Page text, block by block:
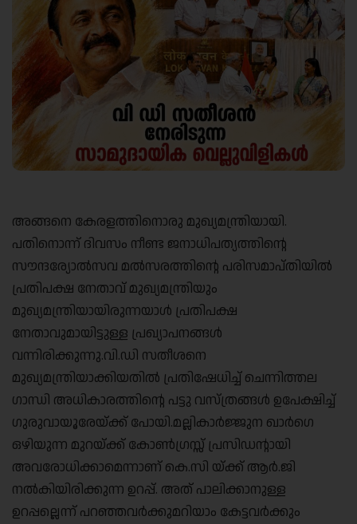
അങ്ങനെ കേരളത്തിനൊരു മുഖ്യമന്ത്രിയായി.
പതിനൊന്ന് ദിവസം നീണ്ട ജനാധിപത്യത്തിന്റെ
സൗന്ദര്യോൽസവ മൽസരത്തിന്റെ പരിസമാപ്തിയിൽ
പ്രതിപക്ഷ നേതാവ് മുഖ്യമന്ത്രിയും
മുഖ്യമന്ത്രിയായിരുന്നയാൾ പ്രതിപക്ഷ
നേതാവുമായിട്ടുള്ള പ്രഖ്യാപനങ്ങൾ
വന്നിരിക്കുന്നു.വി.ഡി സതീശനെ
മുഖ്യമന്ത്രിയാക്കിയതിൽ പ്രതിഷേധിച്ച് ചെന്നിത്തല
ഗാന്ധി അധികാരത്തിന്റെ പട്ടു വസ്ത്രങ്ങൾ ഉപേക്ഷിച്ച്
ഗുരുവായൂരേയ്ക്ക് പോയി.മല്ലികാർജ്ജുന ഖാർഗെ
ഒഴിയുന്ന മുറയ്ക്ക് കോൺഗ്രസ്സ് പ്രസിഡന്റായി
അവരോധിക്കാമെന്നാണ് കെ.സി യ്ക്ക് ആർ.ജി
നൽകിയിരിക്കുന്ന ഉറപ്പ്. അത് പാലിക്കാനുള്ള
ഉറപ്പല്ലെന്ന് പറഞ്ഞവർക്കുമറിയാം കേട്ടവർക്കും